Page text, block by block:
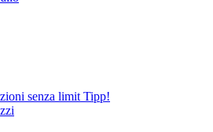
senza limit Tipp!